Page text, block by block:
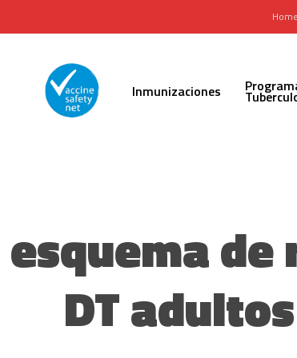
Home
Inmunizaciones
DT adultos